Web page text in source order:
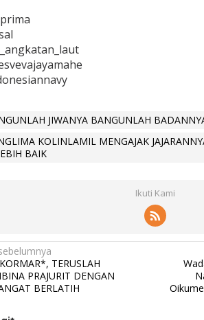
B
H
K
E
A
H
A
N
B
A
I
K
JIWANYA BANGUNLAH
KOLINLAMIL MENGAJAK
BAIK
Ikuti Kami
TERUSLAH
PRAJURIT DENGAN
BERLATIH